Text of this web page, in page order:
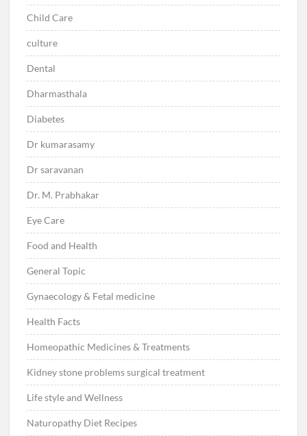
Child Care
culture
Dental
Dharmasthala
Diabetes
Dr kumarasamy
Dr saravanan
Dr. M. Prabhakar
Eye Care
Food and Health
General Topic
Gynaecology & Fetal medicine
Health Facts
Homeopathic Medicines & Treatments
Kidney stone problems surgical treatment
Life style and Wellness
Naturopathy Diet Recipes